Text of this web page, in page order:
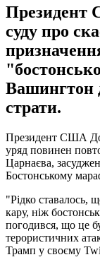
Президент
суду про
Вашингтон
страти.
Президент США
уряд повинен
Царнаєва,
Бостонському
"Рідко ставалось,
кару, ніж
погодився, що це
терористичних
Трамп у своєму